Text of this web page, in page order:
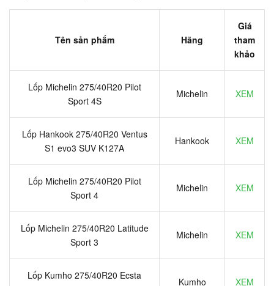
Tên sản phẩm Hãng
Giá
tham
khảo
Lốp Michelin 275/40R20 Pilot
Sport 4S
Michelin XEM
Lốp Hankook 275/40R20 Ventus
S1 evo3 SUV K127A
Hankook XEM
Lốp Michelin 275/40R20 Pilot
Sport 4
Michelin XEM
Lốp Michelin 275/40R20 Latitude
Sport 3
Michelin XEM
Lốp Kumho 275/40R20 Ecsta
Kumho XEM